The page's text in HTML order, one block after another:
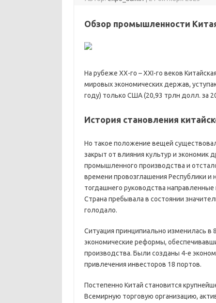
Обзор промышленности
На рубеже XX-го – XXI-го веков
мировых экономических держав,
году) только США (20,93 трлн долл. за
История становления
Но такое положение вещей
закрыт от влияния культур и экономик
промышленного производства и
времени провозглашения Республики и
тогдашнего руководства
Страна пребывала в состоянии
голодало.
Ситуация принципиально изменилась в
экономические реформы,
производства. Были созданы 4-е
привлечения инвесторов 18 портов.
Постепенно Китай становится
Всемирную торговую организацию,